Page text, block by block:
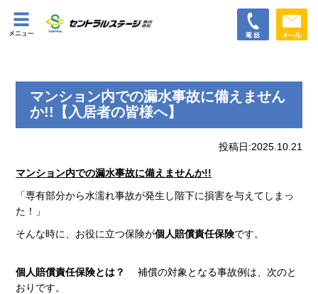
マンション内での漏水事故に備えません
か!!【入居者の皆様へ】
投稿日:2025.10.21
マンション内での漏水事故に備えませんか!!
「専有部分から水濡れ事故が発生し階下に損害を与えてしまっ
た！」
そんな時に、お役に立つ保険が個人賠償責任保険です。
個人賠償責任保険とは？補償の対象となる事故例は、次のと
おりです。